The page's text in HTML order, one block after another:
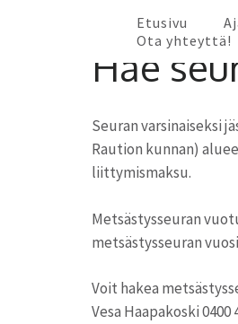
Etusivu
Ota yhteyttä!
Hae
Seuran varsinaiseksi
Raution kunnan)
liittymismaksu.
Metsästysseuran
metsästysseuran
Voit hakea
Vesa Haapakoski 0400